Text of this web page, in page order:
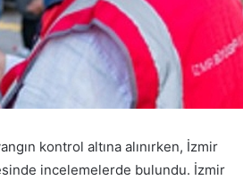
kontrol altına alınırken, İzmir
incelemelerde bulundu. İzmir